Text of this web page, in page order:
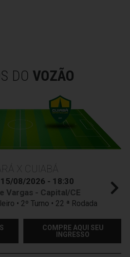
DO VOZÃO
X CUIABÁ
08/2026 - 18:30
Vargas - Capital/CE
• 2º Turno • 22 ª Rodada
COMPRE AQUI SEU
INGRESSO